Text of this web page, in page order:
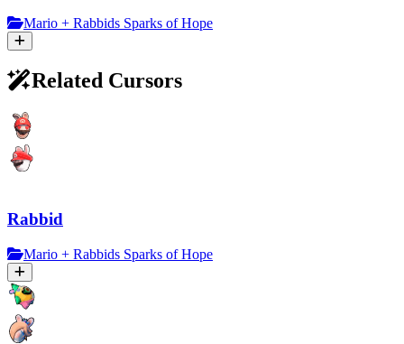
Mario + Rabbids Sparks of Hope
Related Cursors
Rabbid
Mario + Rabbids Sparks of Hope